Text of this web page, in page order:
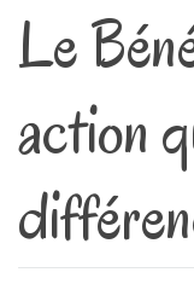
Le
action